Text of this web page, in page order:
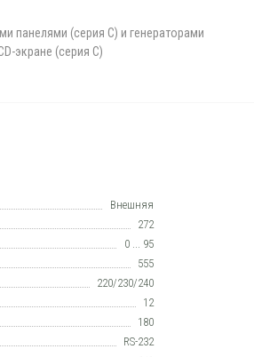
панелями (серия С) и генераторами
экране (серия С)
Внешняя
272
0 ... 95
555
220/230/240
12
180
RS-232